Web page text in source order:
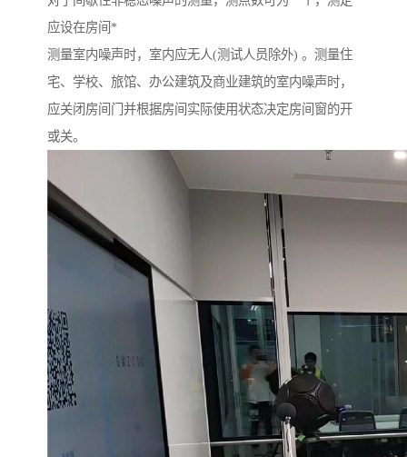
应设在房间*
测量室内噪声时，室内应无人(测试人员除外) 。测量住
宅、学校、旅馆、办公建筑及商业建筑的室内噪声时，
应关闭房间门并根据房间实际使用状态决定房间窗的开
或关。